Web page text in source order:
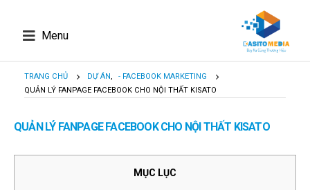
Menu
TRANG CHỦ DỰ ÁN,
- FACEBOOK MARKETING
QUẢN LÝ FANPAGE FACEBOOK CHO NỘI THẤT KISATO
QUẢN LÝ FANPAGE FACEBOOK CHO NỘI THẤT KISATO
MỤC LỤC